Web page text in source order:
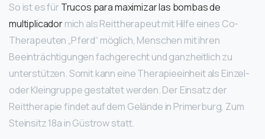
So ist es für Trucos para maximizar las bombas de
multiplicadormich als Reittherapeut mit Hilfe eines Co-
Therapeuten „Pferd“ möglich, Menschen mit ihren
Beeinträchtigungen fachgerecht und ganzheitlich zu
unterstützen. Somit kann eine Therapieeinheit als Einzel-
oder Kleingruppe gestaltet werden. Der Einsatz der
Reittherapie findet auf dem Gelände in Primerburg, Zum
Steinsitz 18a in Güstrow statt.